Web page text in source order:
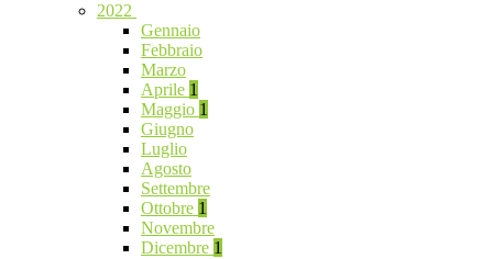
2022
Gennaio
Febbraio
Marzo
Aprile 1
Maggio 1
Giugno
Luglio
Agosto
Settembre
Ottobre 1
Novembre
Dicembre 1